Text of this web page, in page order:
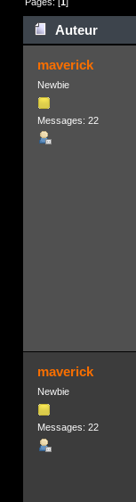
Auteur
maverick
Newbie
Messages: 22
maverick
Newbie
Messages: 22